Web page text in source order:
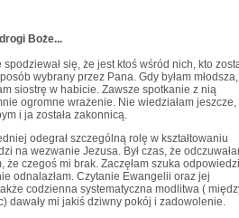
Boże...
spodziewał się, że jest ktoś wśród nich, kto
wybrany przez Pana. Gdy byłam młodsza,
siostrę w habicie. Zawsze spotkanie z nią
ogromne wrażenie. Nie wiedziałam jeszcze,
i ja została zakonnicą.
odegrał szczególną rolę w kształtowaniu
na wezwanie Jezusa. Był czas, że
że czegoś mi brak. Zaczęłam szuka
odnalazłam. Czytanie Ewangelii oraz jej
codzienna systematyczna modlitwa (
dawały mi jakiś dziwny pokój i zadowolenie.